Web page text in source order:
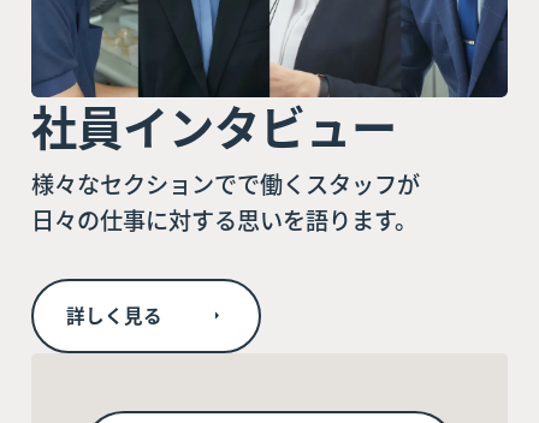
社員インタビュー
様々なセクションでで働くスタッフが
日々の仕事に対する思いを語ります。
詳しく見る